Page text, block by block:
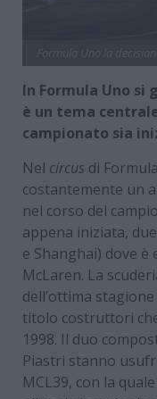
In Formula Uno
è un tema
campionato sia
Nel circus di
costantemente un
nel corso del
appena iniziata,
e Shanghai) dove
McLaren. La
dell’ottima
titolo costruttori
1998. Il duo
Piastri stanno
MCL39, con la